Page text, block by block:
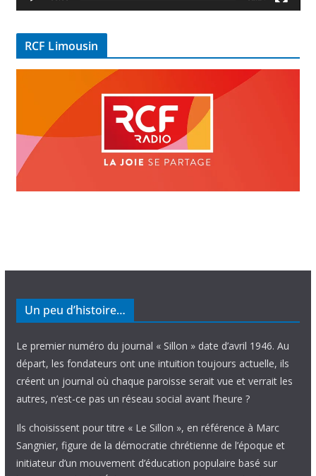
é
RCF Limousin
Un peu d’histoire…
Le premier numéro du journal « Sillon » date d’avril 1946. Au
départ, les fondateurs ont une intuition toujours actuelle, ils
créent un journal où chaque paroisse serait vue et verrait les
autres, n’est-ce pas un réseau social avant l’heure ?
Ils choisissent pour titre « Le Sillon », en référence à Marc
Sangnier, figure de la démocratie chrétienne de l’époque et
initiateur d’un mouvement d’éducation populaire basé sur